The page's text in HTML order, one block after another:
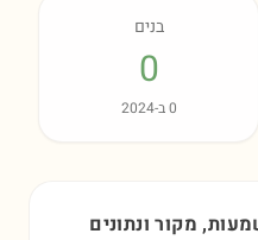
בנים
0
0ב-2024
מקור ונתונים